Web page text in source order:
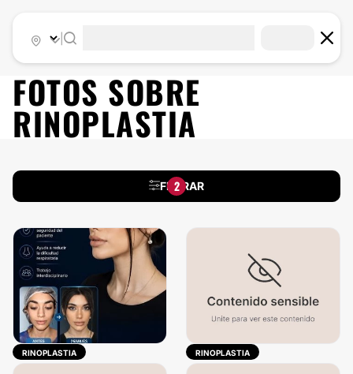
FOTOS SOBRE
RINOPLASTIA
FILTRAR
2
RINOPLASTIA RINOPLASTIA